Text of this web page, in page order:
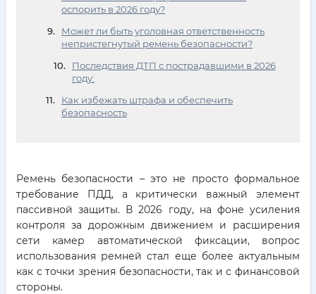
оспорить в 2026 году?
Может ли быть уголовная ответственность
непристегнутый ремень безопасности?
Последствия ДТП с пострадавшими в 2026
году:
Как избежать штрафа и обеспечить
безопасность
Ремень безопасности – это не просто формальное
требование ПДД, а критически важный элемент
пассивной защиты. В 2026 году, на фоне усиления
контроля за дорожным движением и расширения
сети камер автоматической фиксации, вопрос
использования ремней стал еще более актуальным
как с точки зрения безопасности, так и с финансовой
стороны.